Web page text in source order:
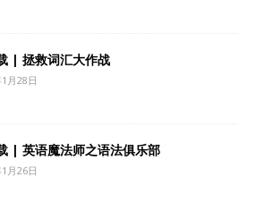
| 拯救词汇大作战
月28日
| 英语魔法师之语法俱乐部
月26日